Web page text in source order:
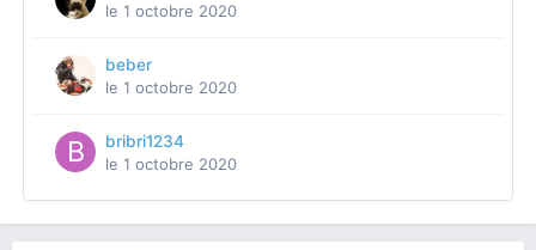
le 1 octobre 2020
beber
le 1 octobre 2020
bribri1234
le 1 octobre 2020